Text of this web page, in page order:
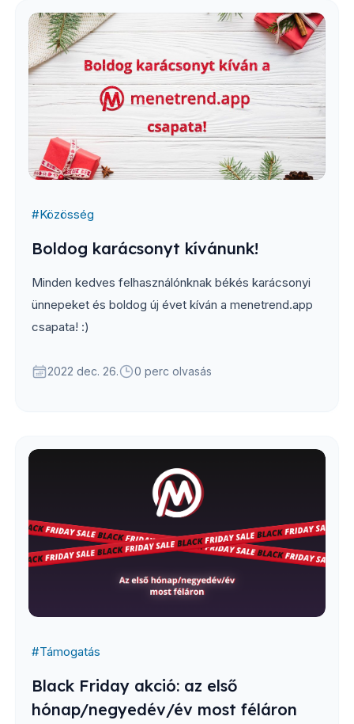
#Közösség
Boldog karácsonyt kívánunk!
Minden kedves felhasználónknak békés karácsonyi
ünnepeket és boldog új évet kíván a menetrend.app
csapata! :)
2022 dec. 26. 0 perc olvasás
#Támogatás
Black Friday akció: az első
hónap/negyedév/év most féláron